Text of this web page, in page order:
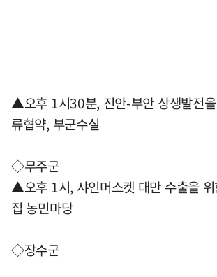
▲오후 1시30분, 진안-부안 상생발전
류협약, 부군수실
◇무주군
▲오후 1시, 샤인머스켓 대만 수출을 위
집 농민마당
◇장수군